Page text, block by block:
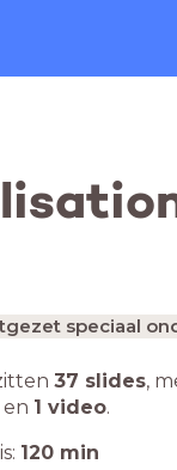
speciaal
37 slides,
en 1 video.
120 min